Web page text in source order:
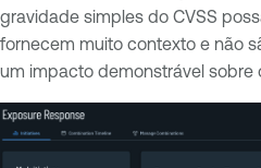
gravidade simples do CVSS
fornecem muito contexto e não
um impacto demonstrável sobre